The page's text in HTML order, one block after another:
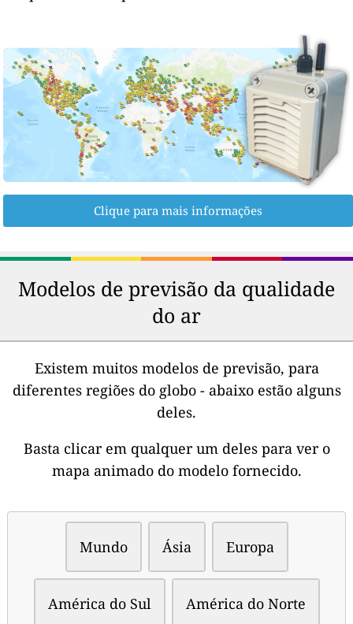
Clique para mais informações
Modelos de previsão da qualidade
do ar
Existem muitos modelos de previsão, para
diferentes regiões do globo - abaixo estão alguns
deles.
Basta clicar em qualquer um deles para ver o
mapa animado do modelo fornecido.
Mundo Ásia Europa
América do Sul América do Norte